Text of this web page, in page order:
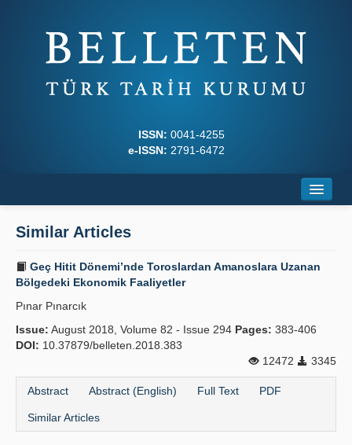
ISSN: 0041-4255
e-ISSN: 2791-6472
Journal Boards
Writing Rules
Principles
Contact Us
Similar Articles
Geç Hitit Dönemi’nde Toroslardan Amanoslara Uzanan
Bölgedeki Ekonomik Faaliyetler
Pınar Pınarcık
Issue: August 2018, Volume 82 - Issue 294 Pages: 383-406
DOI: 10.37879/belleten.2018.383
12472
3345
Abstract Abstract (English) Full Text PDF
Similar Articles